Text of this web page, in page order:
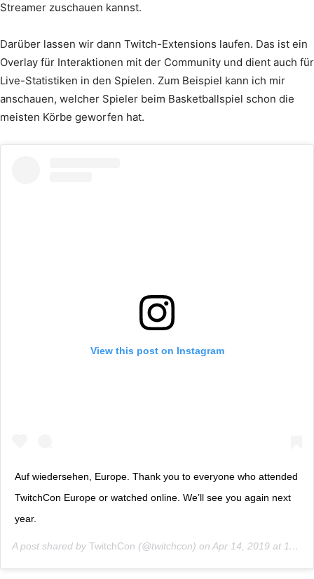
Streamer zuschauen kannst.
Darüber lassen wir dann Twitch-Extensions laufen. Das ist ein
Overlay für Interaktionen mit der Community und dient auch für
Live-Statistiken in den Spielen. Zum Beispiel kann ich mir
anschauen, welcher Spieler beim Basketballspiel schon die
meisten Körbe geworfen hat.
View this post on Instagram
Auf wiedersehen, Europe. Thank you to everyone who attended
TwitchCon Europe or watched online. We’ll see you again next
year.
A post shared by TwitchCon (@twitchcon) on Apr 14, 2019 at 11:03am PDT